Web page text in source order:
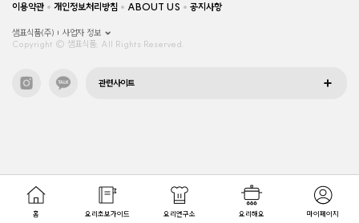
홈 요리초보가이드 요리연구소 요리해요 마이페이지
이용약관 개인정보처리방침 ABOUT US 공지사항
샘표식품(주)
사업자 정보
Copyright © 샘표식품, All Rights Reserved.
관련사이트